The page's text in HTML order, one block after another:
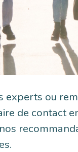
experts ou
de contact